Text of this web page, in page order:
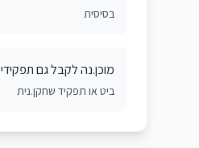
בסיסית
מוכן.נה לקבל גם תפקידי
ביט או תפקיד שחקן.נית